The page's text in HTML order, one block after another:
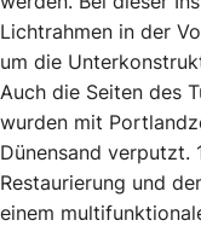
Lichtrahmen in der
um die
Auch die Seiten des
wurden mit
Dünensand verputzt.
Restaurierung und
einem